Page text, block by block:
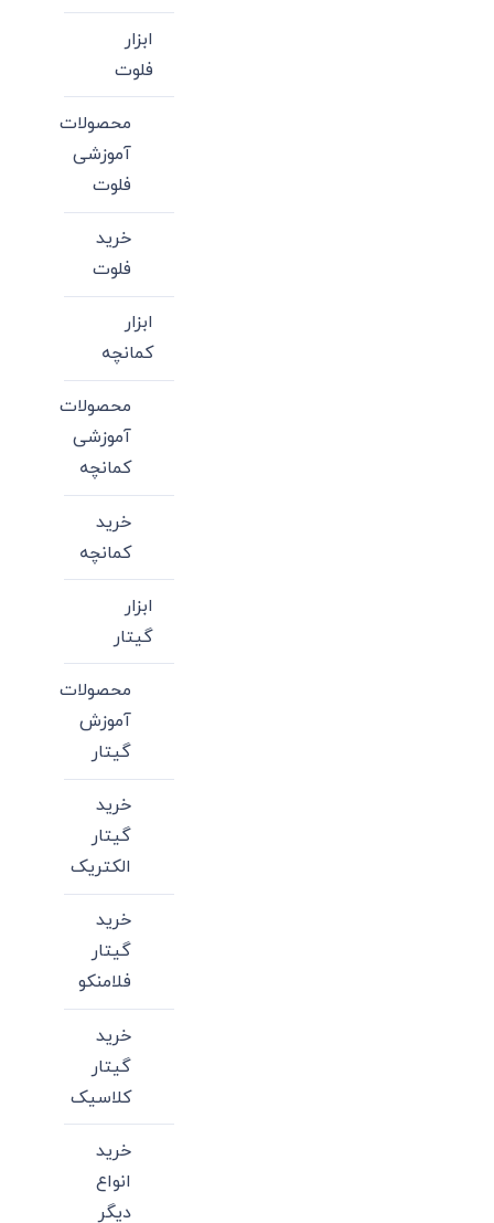
ابزار
فلوت
محصولات
آموزشی
فلوت
خرید
فلوت
ابزار
کمانچه
محصولات
آموزشی
کمانچه
خرید
کمانچه
ابزار
گیتار
محصولات
آموزش
گیتار
خرید
گیتار
الکتریک
خرید
گیتار
فلامنکو
خرید
گیتار
کلاسیک
خرید
انواع
دیگر